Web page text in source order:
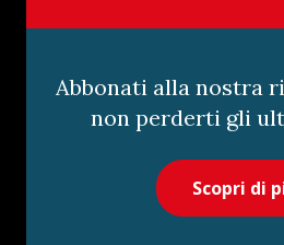
Abbonati alla nostra
non perderti gli
Scopri di